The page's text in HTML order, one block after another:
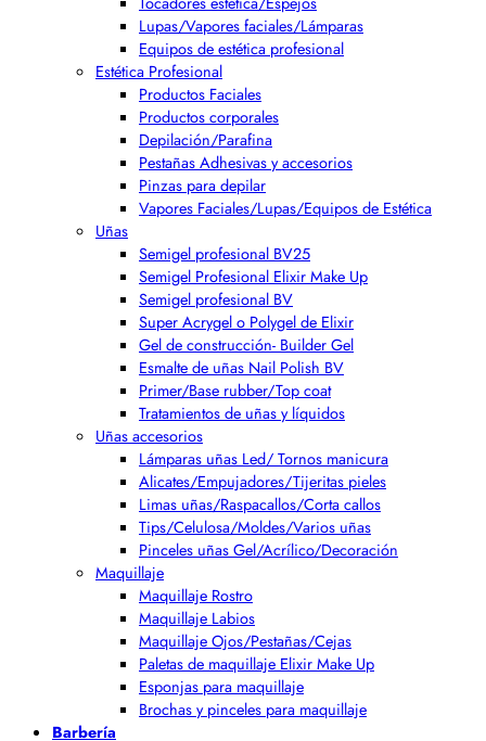
Lupas/Vapores faciales/Lámparas
Equipos de estética profesional
Estética Profesional
Productos Faciales
Productos corporales
Depilación/Parafina
Pestañas Adhesivas y accesorios
Pinzas para depilar
Vapores Faciales/Lupas/Equipos de Estética
Uñas
Semigel profesional BV25
Semigel Profesional Elixir Make Up
Semigel profesional BV
Super Acrygel o Polygel de Elixir
Gel de construcción- Builder Gel
Esmalte de uñas Nail Polish BV
Primer/Base rubber/Top coat
Tratamientos de uñas y líquidos
Uñas accesorios
Lámparas uñas Led/ Tornos manicura
Alicates/Empujadores/Tijeritas pieles
Limas uñas/Raspacallos/Corta callos
Tips/Celulosa/Moldes/Varios uñas
Pinceles uñas Gel/Acrílico/Decoración
Maquillaje
Maquillaje Rostro
Maquillaje Labios
Maquillaje Ojos/Pestañas/Cejas
Paletas de maquillaje Elixir Make Up
Esponjas para maquillaje
Brochas y pinceles para maquillaje
Barbería